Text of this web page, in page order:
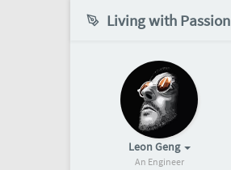
Living with Passion
Leon Geng
An Engineer